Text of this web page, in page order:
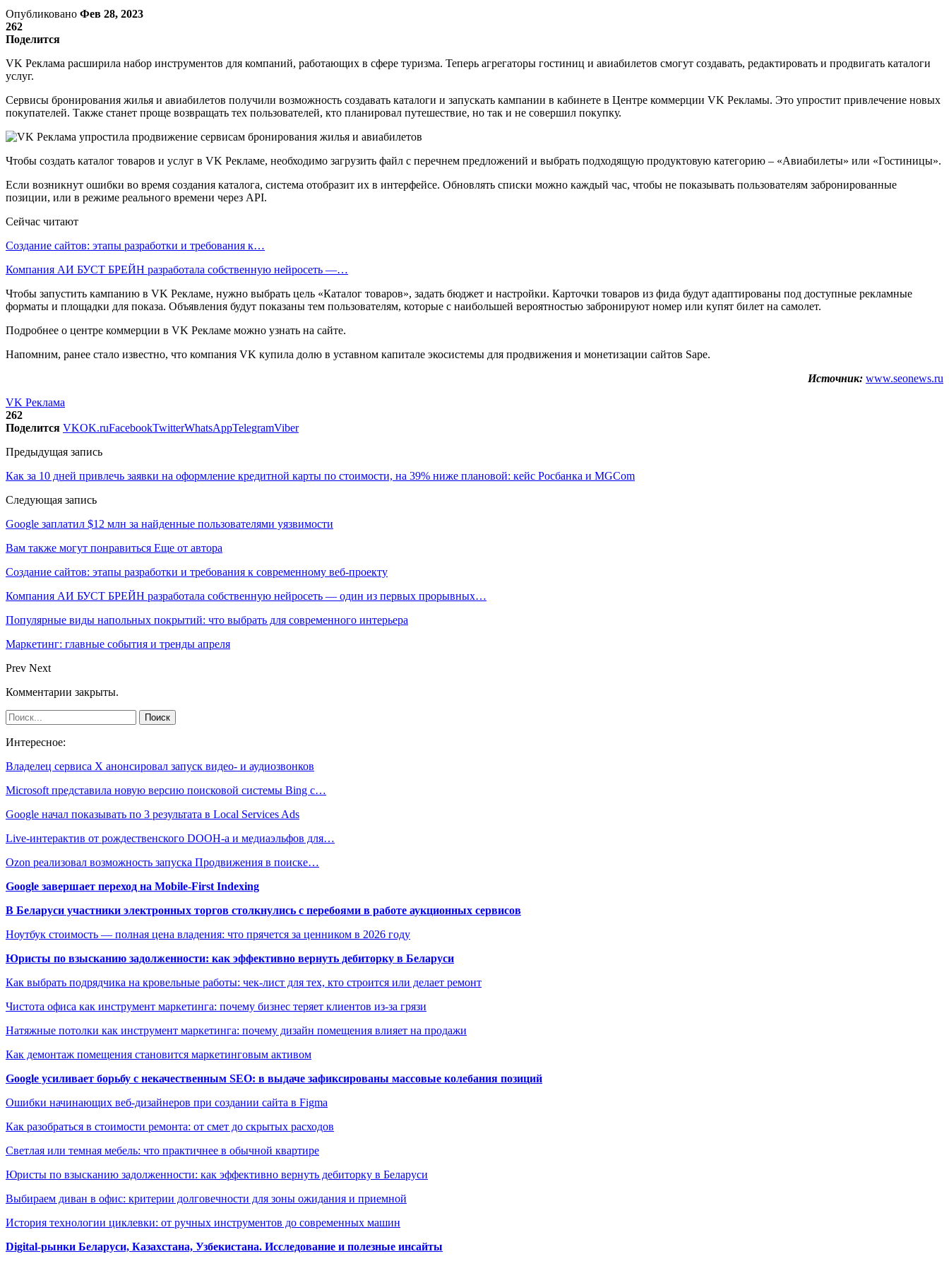
Опубликовано Фев 28, 2023
262
Поделится
VK Реклама расширила набор инструментов для компаний, работающих в сфере туризма. Теперь агрегаторы гостиниц и авиабилетов смогут создавать, редактировать и продвигать каталоги
услуг.
Сервисы бронирования жилья и авиабилетов получили возможность создавать каталоги и запускать кампании в кабинете в Центре коммерции VK Рекламы. Это упростит привлечение новых
покупателей. Также станет проще возвращать тех пользователей, кто планировал путешествие, но так и не совершил покупку.
Чтобы создать каталог товаров и услуг в VK Рекламе, необходимо загрузить файл с перечнем предложений и выбрать подходящую продуктовую категорию – «Авиабилеты» или «Гостиницы».
Если возникнут ошибки во время создания каталога, система отобразит их в интерфейсе. Обновлять списки можно каждый час, чтобы не показывать пользователям забронированные
позиции, или в режиме реального времени через API.
Сейчас читают
Создание сайтов: этапы разработки и требования к…
Компания АИ БУСТ БРЕЙН разработала собственную нейросеть —…
Чтобы запустить кампанию в VK Рекламе, нужно выбрать цель «Каталог товаров», задать бюджет и настройки. Карточки товаров из фида будут адаптированы под доступные рекламные
форматы и площадки для показа. Объявления будут показаны тем пользователям, которые с наибольшей вероятностью забронируют номер или купят билет на самолет.
Подробнее о центре коммерции в VK Рекламе можно узнать на сайте.
Напомним, ранее стало известно, что компания VK купила долю в уставном капитале экосистемы для продвижения и монетизации сайтов Sape.
Источник: www.seonews.ru
VK Реклама
262
Поделится VKOK.ruFacebookTwitterWhatsAppTelegramViber
Предыдущая запись
Как за 10 дней привлечь заявки на оформление кредитной карты по стоимости, на 39% ниже плановой: кейс Росбанка и MGCom
Следующая запись
Google заплатил $12 млн за найденные пользователями уязвимости
Вам также могут понравиться Еще от автора
Создание сайтов: этапы разработки и требования к современному веб-проекту
Компания АИ БУСТ БРЕЙН разработала собственную нейросеть — один из первых прорывных…
Популярные виды напольных покрытий: что выбрать для современного интерьера
Маркетинг: главные события и тренды апреля
Prev Next
Комментарии закрыты.
Интересное:
Владелец сервиса Х анонсировал запуск видео- и аудиозвонков
Microsoft представила новую версию поисковой системы Bing с…
Google начал показывать по 3 результата в Local Services Ads
Live-интерактив от рождественского DOOH-а и медиаэльфов для…
Ozon реализовал возможность запуска Продвижения в поиске…
Google завершает переход на Mobile-First Indexing
В Беларуси участники электронных торгов столкнулись с перебоями в работе аукционных сервисов
Ноутбук стоимость — полная цена владения: что прячется за ценником в 2026 году
Юристы по взысканию задолженности: как эффективно вернуть дебиторку в Беларуси
Как выбрать подрядчика на кровельные работы: чек-лист для тех, кто строится или делает ремонт
Чистота офиса как инструмент маркетинга: почему бизнес теряет клиентов из-за грязи
Натяжные потолки как инструмент маркетинга: почему дизайн помещения влияет на продажи
Как демонтаж помещения становится маркетинговым активом
Google усиливает борьбу с некачественным SEO: в выдаче зафиксированы массовые колебания позиций
Ошибки начинающих веб-дизайнеров при создании сайта в Figma
Как разобраться в стоимости ремонта: от смет до скрытых расходов
Светлая или темная мебель: что практичнее в обычной квартире
Юристы по взысканию задолженности: как эффективно вернуть дебиторку в Беларуси
Выбираем диван в офис: критерии долговечности для зоны ожидания и приемной
История технологии циклевки: от ручных инструментов до современных машин
Digital-рынки Беларуси, Казахстана, Узбекистана. Исследование и полезные инсайты